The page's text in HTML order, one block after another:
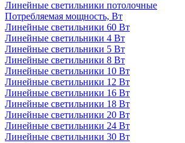
Линейные светильники потолочные
Потребляемая мощность, Вт
Линейные светильники 60 Вт
Линейные светильники 4 Вт
Линейные светильники 5 Вт
Линейные светильники 8 Вт
Линейные светильники 10 Вт
Линейные светильники 12 Вт
Линейные светильники 16 Вт
Линейные светильники 18 Вт
Линейные светильники 20 Вт
Линейные светильники 24 Вт
Линейные светильники 30 Вт